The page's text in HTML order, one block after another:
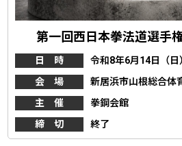
第一回西日本拳法道選手
日 時
令和8年6月14日（日
会 場
新居浜市山根総合体
主 催
拳鋼会館
締 切
終了